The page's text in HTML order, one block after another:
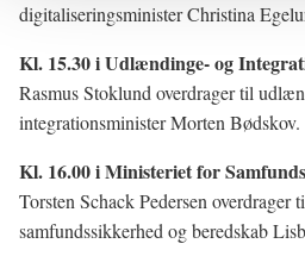
digitaliseringsminister Christina
Kl. 15.30 i Udlændinge- og
Rasmus Stoklund overdrager til
integrationsminister Morten Bødskov.
Kl. 16.00 i Ministeriet for
Torsten Schack Pedersen overdrager
samfundssikkerhed og beredskab